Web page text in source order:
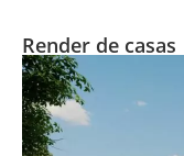
Render de casas